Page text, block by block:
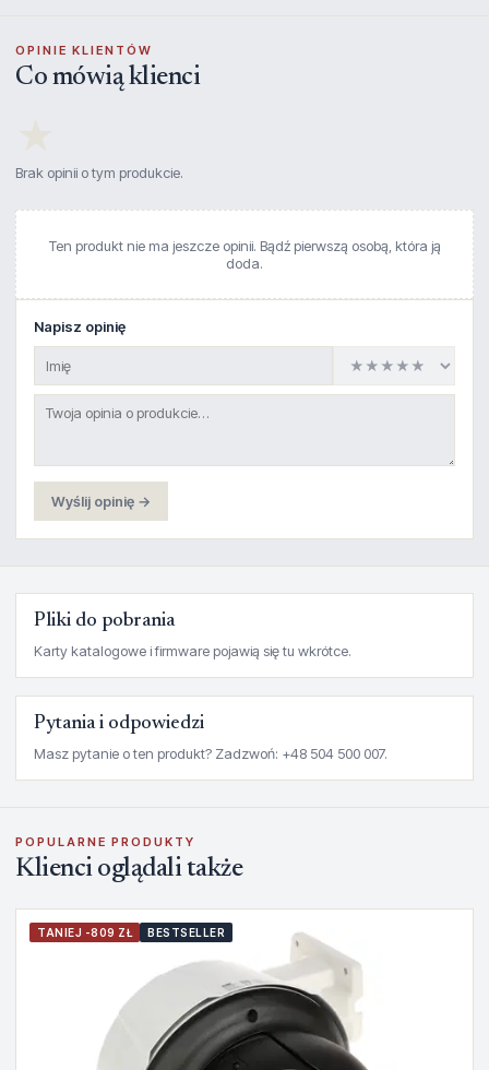
OPINIE KLIENTÓW
Co mówią klienci
Brak opinii o tym produkcie.
Ten produkt nie ma jeszcze opinii. Bądź pierwszą osobą, która ją
doda.
Napisz opinię
Wyślij opinię →
Pliki do pobrania
Karty katalogowe i firmware pojawią się tu wkrótce.
Pytania i odpowiedzi
Masz pytanie o ten produkt? Zadzwoń: +48 504 500 007.
POPULARNE PRODUKTY
Klienci oglądali także
TANIEJ -809 ZŁ BESTSELLER